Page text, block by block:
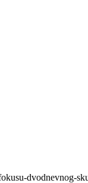
dvodnevnog-